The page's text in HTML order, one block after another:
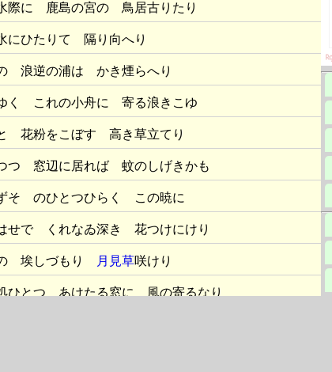
際に 鹿島の宮の 鳥居古りたり
ひたりて 隔り向へり
浪逆の浦は かき煙らへり
く これの小舟に 寄る浪きこゆ
花粉をこぼす 高き草立てり
つ 窓辺に居れば 蚊のしげきかも
そ のひとつひらく この暁に
せで くれなゐ深き 花つけにけり
埃しづもり 月見草咲けり
とつ あけたる窓に 風の寄るなり